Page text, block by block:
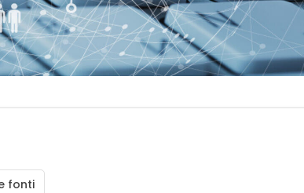
fonti